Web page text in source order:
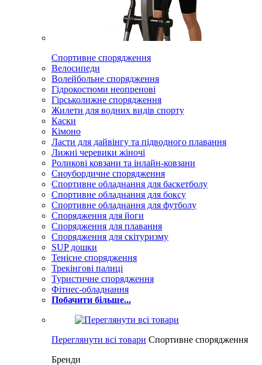
Спортивне спорядження
Велосипеди
Волейбольне спорядження
Гідрокостюми неопренові
Гірськолижне спорядження
Жилети для водних видів спорту
Каски
Кімоно
Ласти для дайвінгу та підводного плавання
Лижні черевики жіночі
Роликові ковзани та інлайн-ковзани
Сноубордичне спорядження
Спортивне обладнання для баскетболу
Спортивне обладнання для боксу
Спортивне обладнання для футболу
Спорядження для йоги
Спорядження для плавання
Спорядження для скітуризму
SUP дошки
Тенісне спорядження
Трекінгові палиці
Туристичне спорядження
Фітнес-обладнання
Побачити більше...
Переглянути всі товари Спортивне спорядження
Бренди